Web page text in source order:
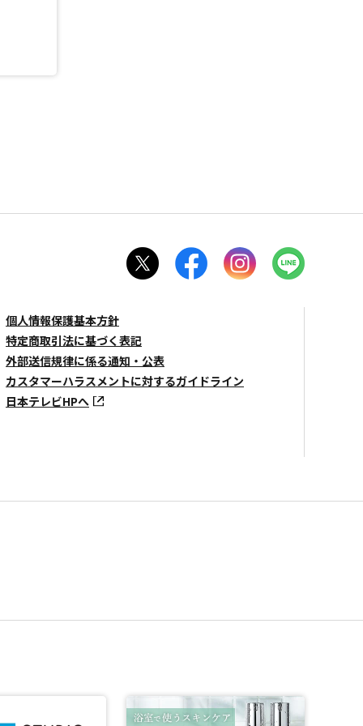
個人情報保護基本方針
特定商取引法に基づく表記
外部送信規律に係る通知・公表
カスタマーハラスメントに対するガイドライン
日本テレビHPへ